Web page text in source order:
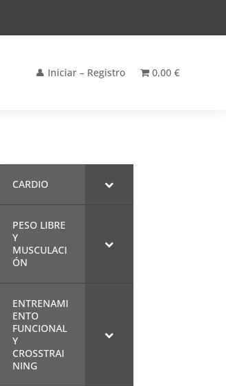
👤 Iniciar – Registro 0,00 €
CARDIO
PESO LIBRE
Y
MUSCULACI
ÓN
ENTRENAMI
ENTO
FUNCIONAL
Y
CROSSTRAI
NING